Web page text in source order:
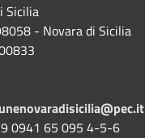
Sicilia
- Novara di Sicilia
0941 65 095 4-5-6